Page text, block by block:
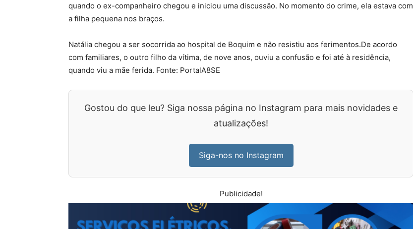
quando o ex-companheiro chegou e iniciou uma discussão. No momento do crime, ela estava com
a filha pequena nos braços.
Natália chegou a ser socorrida ao hospital de Boquim e não resistiu aos ferimentos.De acordo
com familiares, o outro filho da vítima, de nove anos, ouviu a confusão e foi até à residência,
quando viu a mãe ferida. Fonte: PortalA8SE
Gostou do que leu? Siga nossa página no Instagram para mais novidades e
atualizações!
Siga-nos no Instagram
Publicidade!